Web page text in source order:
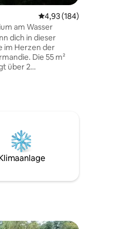
Durchschnittliche
4,93 (184)
am Wasser
dich in dieser
im Herzen der
Die 55 m²
über 2
Küche
Dieser
beachte jedoch,
an Wasser- und
ist, sodass du
auf deinen